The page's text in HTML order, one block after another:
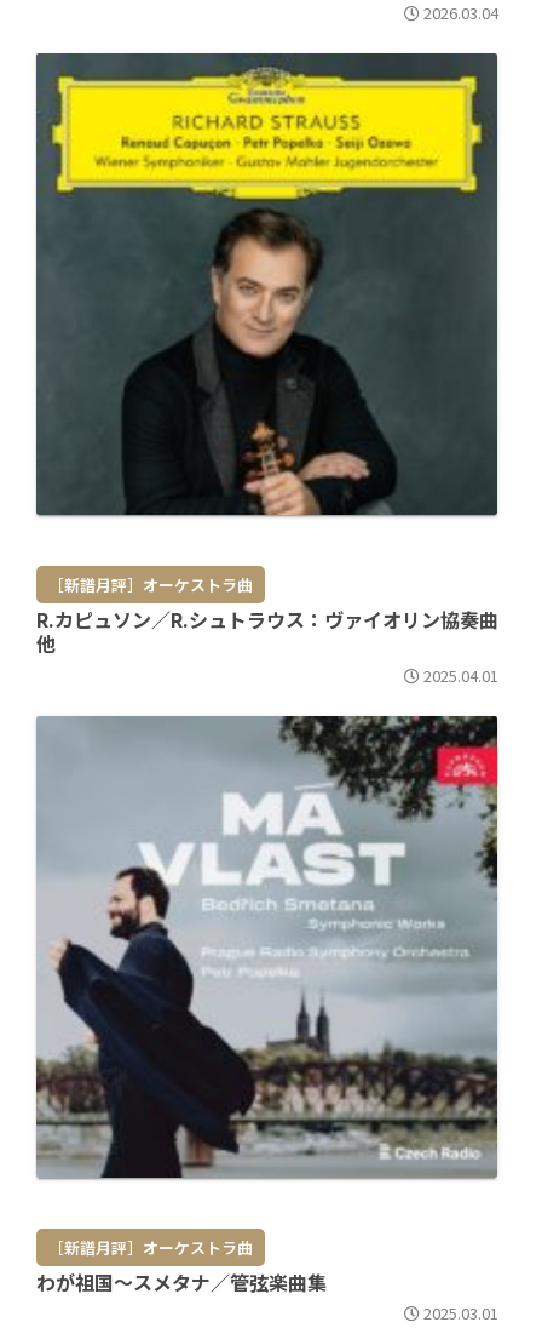
2026.03.04
［新譜月評］オーケストラ曲
R.カピュソン／R.シュトラウス：ヴァイオリン協奏曲
他
2025.04.01
［新譜月評］オーケストラ曲
わが祖国～スメタナ／管弦楽曲集
2025.03.01